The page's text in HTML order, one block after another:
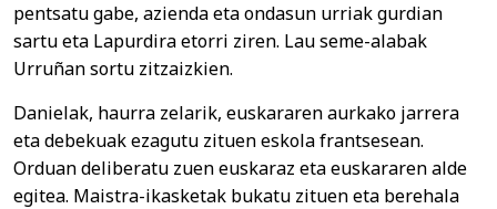
pentsatu gabe, azienda eta ondasun urriak gurdian
sartu eta Lapurdira etorri ziren. Lau seme-alabak
Urruñan sortu zitzaizkien.
Danielak, haurra zelarik, euskararen aurkako jarrera
eta debekuak ezagutu zituen eskola frantsesean.
Orduan deliberatu zuen euskaraz eta euskararen alde
egitea. Maistra-ikasketak bukatu zituen eta berehala